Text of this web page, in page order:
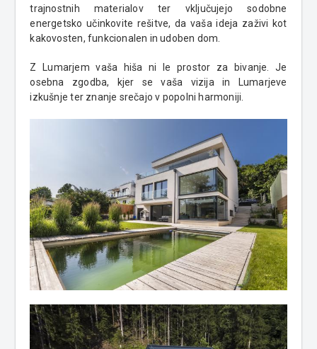
trajnostnih materialov ter vključujejo sodobne
energetsko učinkovite rešitve, da vaša ideja zaživi kot
kakovosten, funkcionalen in udoben dom.
Z Lumarjem vaša hiša ni le prostor za bivanje. Je
osebna zgodba, kjer se vaša vizija in Lumarjeve
izkušnje ter znanje srečajo v popolni harmoniji.